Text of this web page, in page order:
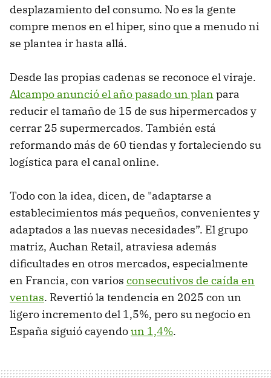
desplazamiento del consumo. No es la gente
compre menos en el hiper, sino que a menudo ni
se plantea ir hasta allá.
Desde las propias cadenas se reconoce el viraje.
Alcampo anunció el año pasado un plan para
reducir el tamaño de 15 de sus hipermercados y
cerrar 25 supermercados. También está
reformando más de 60 tiendas y fortaleciendo su
logística para el canal online.
Todo con la idea, dicen, de "adaptarse a
establecimientos más pequeños, convenientes y
adaptados a las nuevas necesidades”. El grupo
matriz, Auchan Retail, atraviesa además
dificultades en otros mercados, especialmente
en Francia, con varios consecutivos de caída en
ventas. Revertió la tendencia en 2025 con un
ligero incremento del 1,5%, pero su negocio en
España siguió cayendoun 1,4%.